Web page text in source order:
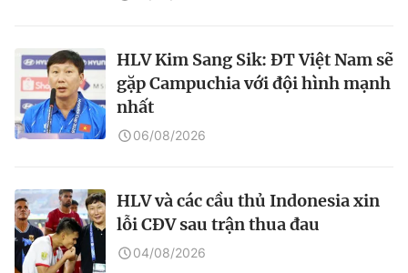
HLV Kim Sang Sik: ĐT Việt Nam sẽ
gặp Campuchia với đội hình mạnh
nhất
06/08/2026
HLV và các cầu thủ Indonesia xin
lỗi CĐV sau trận thua đau
04/08/2026